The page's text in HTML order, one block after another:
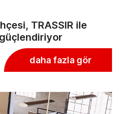
TRASSIR ile
daha fazla gör